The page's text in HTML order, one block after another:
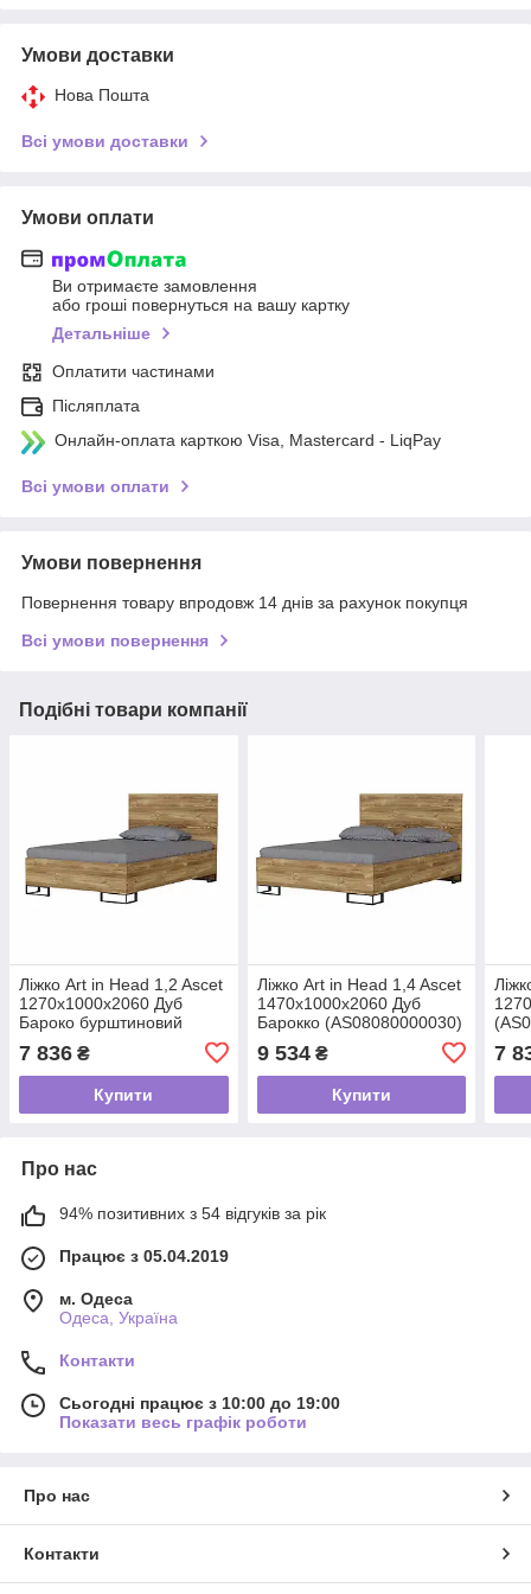
Умови доставки
Нова Пошта
Всі умови доставки
Умови оплати
Ви отримаєте замовлення
або гроші повернуться на вашу картку
Детальніше
Оплатити частинами
Післяплата
Онлайн-оплата карткою Visa, Mastercard - LiqPay
Всі умови оплати
Умови повернення
Повернення товару впродовж 14 днів за рахунок покупця
Всі умови повернення
Подібні товари компанії
Ліжко Art in Head 1,2 Ascet
1270x1000x2060 Дуб
Бароко бурштиновий
7 836 ₴
Купити
Ліжко Art in Head 1,4 Ascet
1470x1000x2060 Дуб
Барокко (AS08080000030)
9 534₴
Купити
7
Про нас
94% позитивних з 54 відгуків за рік
Працює з 05.04.2019
м. Одеса
Одеса, Україна
Контакти
Сьогодні працює з 10:00 до 19:00
Показати весь графік роботи
Про нас
Контакти